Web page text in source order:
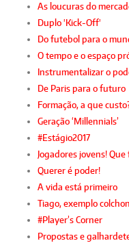
As loucuras do
Duplo 'Kick-Off'
Do futebol para o
O tempo e o espaço
Instrumentalizar o
De Paris para o futuro
Formação, a que
Geração ‘Millennials’
#Estágio2017
Jogadores jovens!
Querer é poder!
A vida está primeiro
Tiago, exemplo
#Player’s Corner
Propostas e